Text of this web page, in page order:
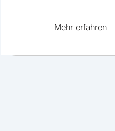
Mehr erfahren